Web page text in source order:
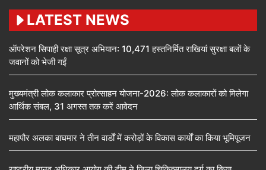
LATEST NEWS
ऑपरेशन सिपाही रक्षा सूत्र अभियान: 10,471 हस्तनिर्मित राखियां सुरक्षा बलों के
जवानों को भेजी गईं
मुख्यमंत्री लोक कलाकार प्रोत्साहन योजना-2026: लोक कलाकारों को मिलेगा
आर्थिक संबल, 31 अगस्त तक करें आवेदन
महापौर अलका बाघमार ने तीन वार्डों में करोड़ों के विकास कार्यों का किया भूमिपूजन